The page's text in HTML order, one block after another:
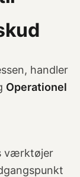
handler
Operationel
værktøjer